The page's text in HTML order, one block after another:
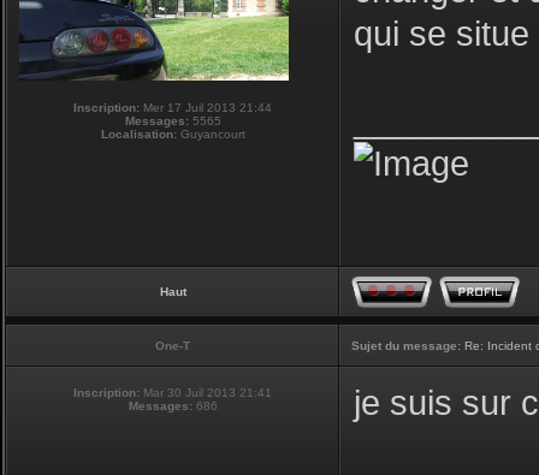
Inscription: Mer 17 Juil 2013 21:44
Messages:5565
Localisation:Guyancourt
qui se
Haut
One-T Sujet du message: Re: Incident
Inscription: Mar 30 Juil 2013 21:41
Messages:686 je suis sur